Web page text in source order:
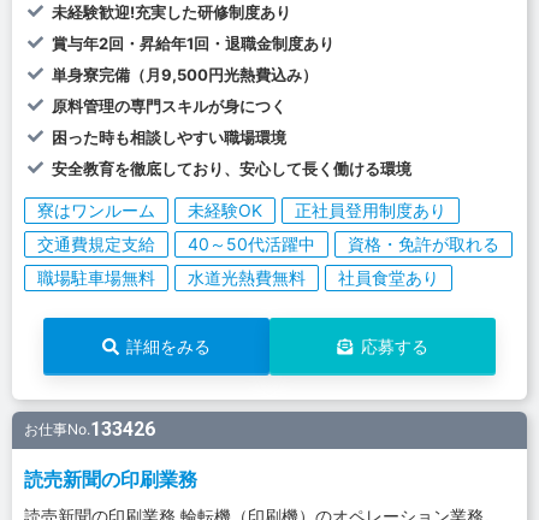
未経験歓迎!充実した研修制度あり
賞与年2回・昇給年1回・退職金制度あり
単身寮完備（月9,500円光熱費込み）
原料管理の専門スキルが身につく
困った時も相談しやすい職場環境
安全教育を徹底しており、安心して長く働ける環境
寮はワンルーム 未経験OK
正社員登用制度あり
交通費規定支給
40～50代活躍中
資格・免許が取れる
職場駐車場無料
水道光熱費無料 社員食堂あり
詳細をみる 応募する
お仕事No.133426
読売新聞の印刷業務
読売新聞の印刷業務 輪転機（印刷機）のオペレーション業務。